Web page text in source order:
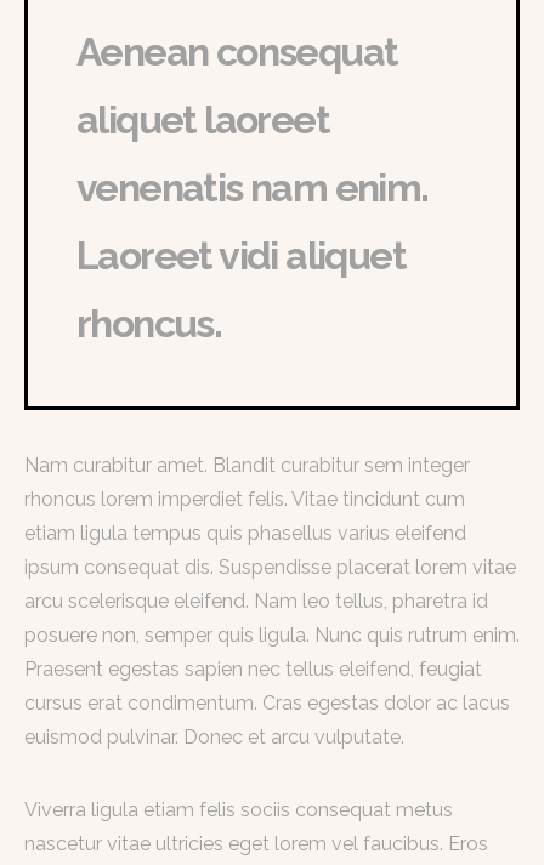
Aenean consequat
aliquet laoreet
venenatis nam enim.
Laoreet vidi aliquet
rhoncus.
Nam curabitur amet. Blandit curabitur sem integer
rhoncus lorem imperdiet felis. Vitae tincidunt cum
etiam ligula tempus quis phasellus varius eleifend
ipsum consequat dis. Suspendisse placerat lorem vitae
arcu scelerisque eleifend. Nam leo tellus, pharetra id
posuere non, semper quis ligula. Nunc quis rutrum enim.
Praesent egestas sapien nec tellus eleifend, feugiat
cursus erat condimentum. Cras egestas dolor ac lacus
euismod pulvinar. Donec et arcu vulputate.
Viverra ligula etiam felis sociis consequat metus
nascetur vitae ultricies eget lorem vel faucibus. Eros